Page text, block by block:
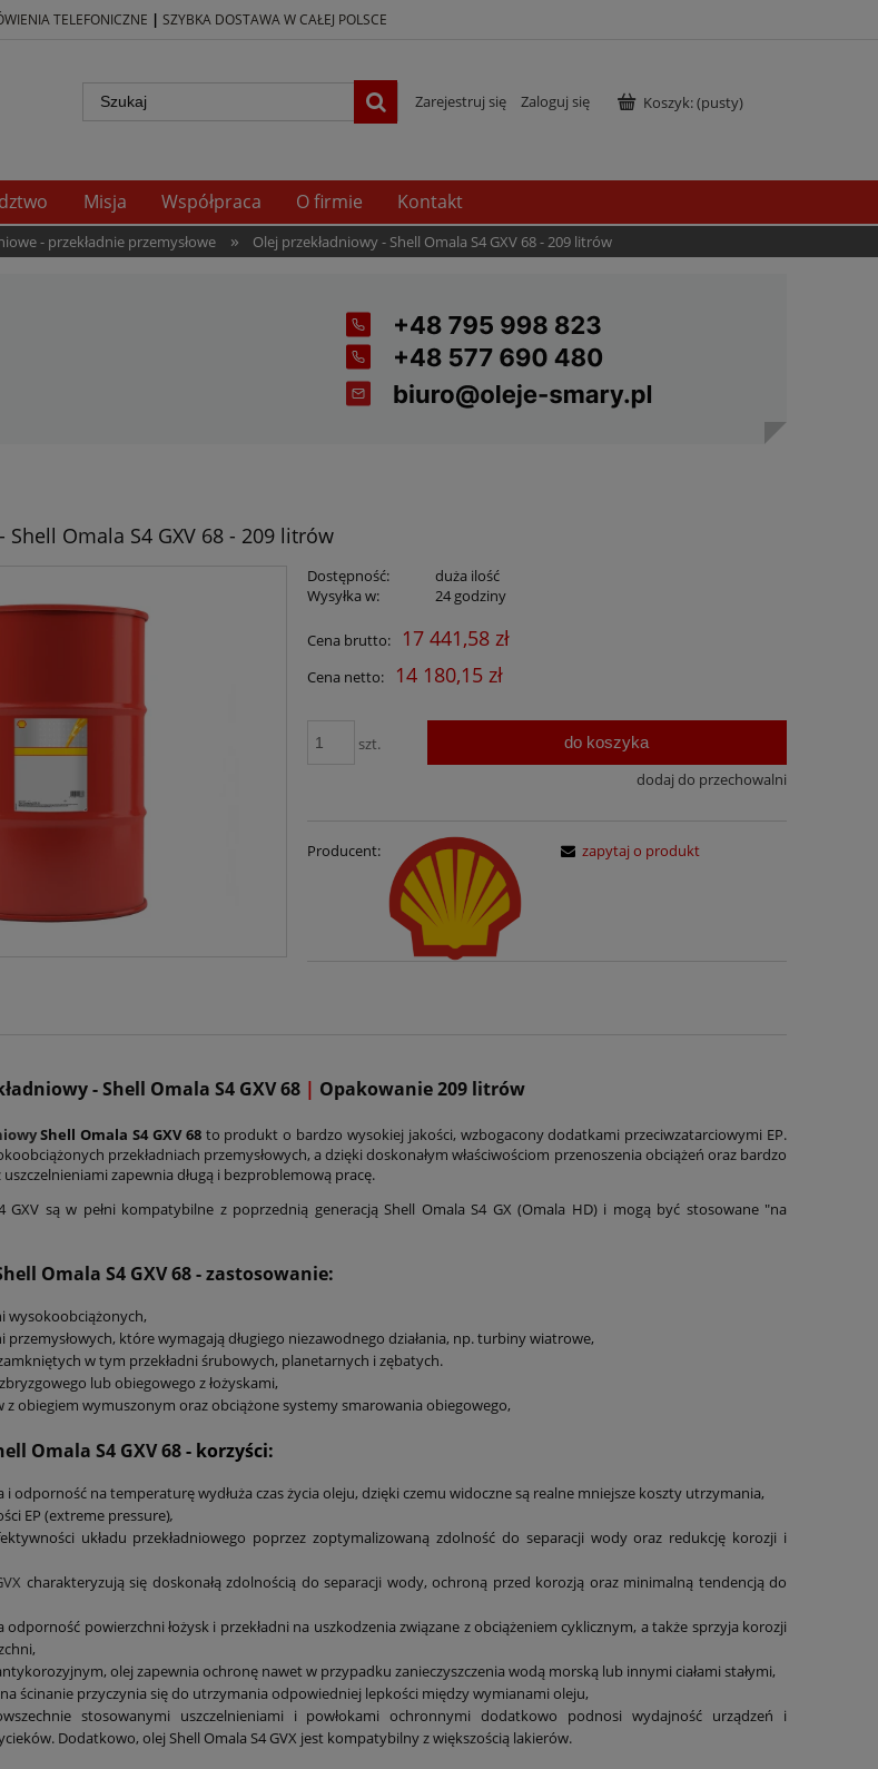
TELEFONICZNE | SZYBKA DOSTAWA W CAŁEJ POLSCE
Koszyk:(pusty)
Zarejestruj się Zaloguj się
Misja Współpraca O firmie Kontakt
- przekładnie przemysłowe » Olej przekładniowy - Shell Omala S4 GXV 68 - 209 litrów
Shell Omala S4 GXV 68 - 209 litrów
Dostępność:
duża ilość
Wysyłka w:
24 godziny
Cena brutto: 17 441,58 zł
Cena netto: 14 180,15 zł
szt. do koszyka
dodaj do przechowalni
Producent: zapytaj o produkt
- Shell Omala S4 GXV 68 | Opakowanie 209 litrów
Shell Omala S4 GXV 68 to produkt o bardzo wysokiej jakości, wzbogacony dodatkami przeciwzatarciowymi EP.
przekładniach przemysłowych, a dzięki doskonałym właściwościom przenoszenia obciążeń oraz bardzo
zapewnia długą i bezproblemową pracę.
GXV są w pełni kompatybilne z poprzednią generacją Shell Omala S4 GX (Omala HD) i mogą być stosowane "na
Omala S4 GXV 68- zastosowanie:
wysokoobciążonych,
przemysłowych, które wymagają długiego niezawodnego działania, np. turbiny wiatrowe,
w tym przekładni śrubowych, planetarnych i zębatych.
lub obiegowego z łożyskami,
obiegiem wymuszonym oraz obciążone systemy smarowania obiegowego,
Omala S4 GXV 68- korzyści:
odporność na temperaturę wydłuża czas życia oleju, dzięki czemu widoczne są realne mniejsze koszty utrzymania,
EP (extreme pressure),
układu przekładniowego poprzez zoptymalizowaną zdolność do separacji wody oraz redukcję korozji i
charakteryzują się doskonałą zdolnością do separacji wody, ochroną przed korozją oraz minimalną tendencją do
powierzchni łożysk i przekładni na uszkodzenia związane z obciążeniem cyklicznym, a także sprzyja korozji
olej zapewnia ochronę nawet w przypadku zanieczyszczenia wodą morską lub innymi ciałami stałymi,
ścinanie przyczynia się do utrzymania odpowiedniej lepkości między wymianami oleju,
stosowanymi uszczelnieniami i powłokami ochronnymi dodatkowo podnosi wydajność urządzeń i
Dodatkowo, olej Shell Omala S4 GVX jest kompatybilny z większością lakierów.